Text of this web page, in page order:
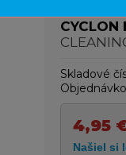
CYCLON
Skladové
4,95